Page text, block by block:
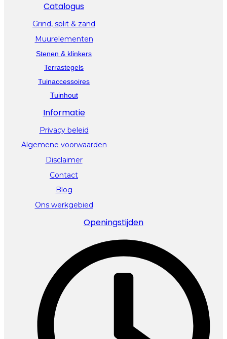
Catalogus
Grind, split & zand
Muurelementen
Stenen & klinkers
Terrastegels
Tuinaccessoires
Tuinhout
Informatie
Privacy beleid
Algemene voorwaarden
Disclaimer
Contact
Blog
Ons werkgebied
Openingstijden